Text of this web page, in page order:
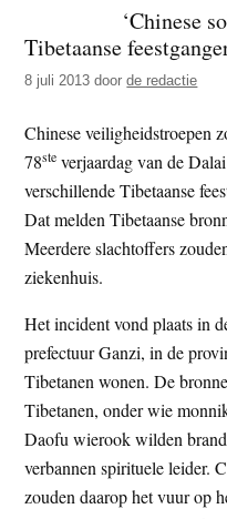
z
e
i
t
e
n
d
z
e
s
i
t
e
‘Chinese
Tibetaanse
8 juli 2013 doorde redactie
Chinese veiligheidstroepen
78ste verjaardag van de
verschillende Tibetaanse
Dat melden Tibetaanse
Meerdere slachtoffers
ziekenhuis.
Het incident vond plaats in
prefectuur Ganzi, in de
Tibetanen wonen. De
Tibetanen, onder wie
Daofu wierook wilden
verbannen spirituele leider.
zouden daarop het vuur op